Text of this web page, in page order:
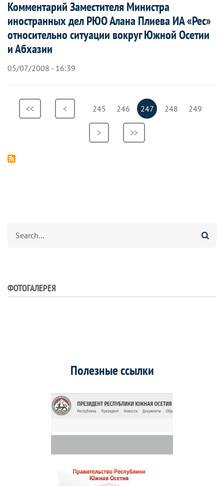
Комментарий Заместителя Министра
иностранных дел РЮО Алана Плиева ИА «Рес»
относительно ситуации вокруг Южной Осетии
и Абхазии
05/07/2008 - 16:39
Нумерация
страниц
Первая
<<
Предыдущая
страница
< Страница
245 Страница
246
Текущая
страница
247 Страница
248 Страница
249
Следующая
>
Последняя
>>
ФОТОГАЛЕРЕЯ
Полезные ссылки